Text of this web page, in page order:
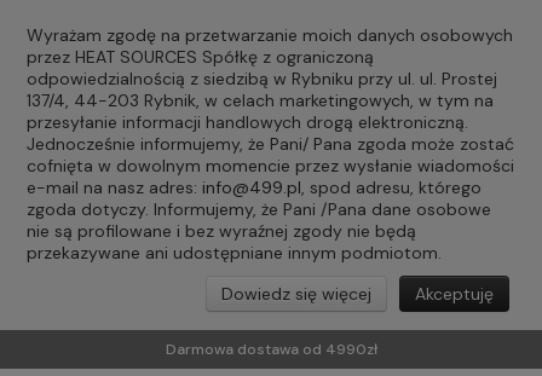
Wyrażam zgodę na przetwarzanie moich danych osobowych
przez HEAT SOURCES Spółkę z ograniczoną
odpowiedzialnością z siedzibą w Rybniku przy ul. ul. Prostej
137/4, 44-203 Rybnik, w celach marketingowych, w tym na
przesyłanie informacji handlowych drogą elektroniczną.
Jednocześnie informujemy, że Pani/ Pana zgoda może zostać
cofnięta w dowolnym momencie przez wysłanie wiadomości
e-mail na nasz adres: info@499.pl, spod adresu, którego
zgoda dotyczy. Informujemy, że Pani /Pana dane osobowe
nie są profilowane i bez wyraźnej zgody nie będą
przekazywane ani udostępniane innym podmiotom.
Akceptuję
Dowiedz się więcej
Darmowa dostawa od 4990zł